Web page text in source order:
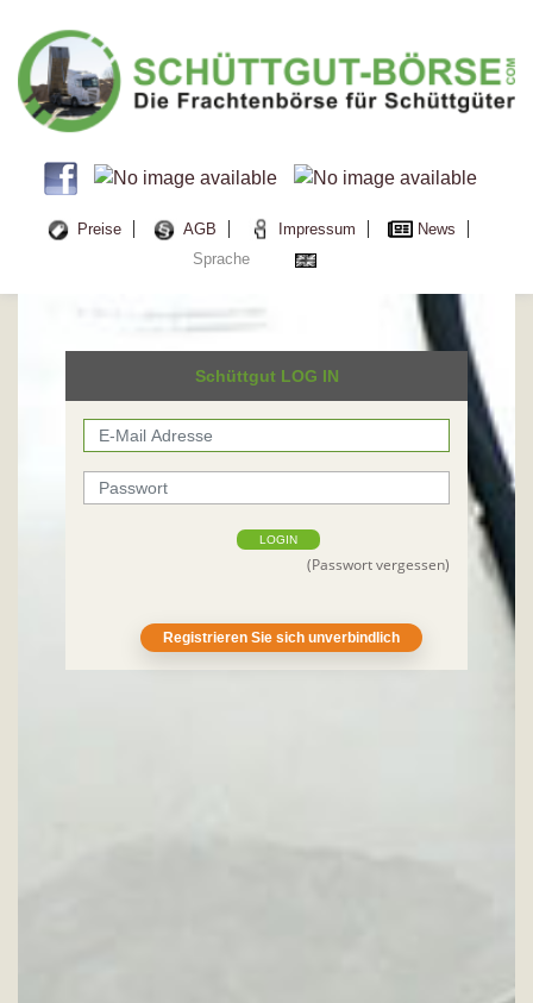
Preise AGB Impressum
News
Sprache
Schüttgut LOG IN
LOGIN
(Passwort vergessen)
Registrieren Sie sich unverbindlich